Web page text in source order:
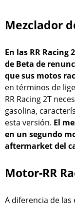
Mezclador
En las RR Racing
de Beta de
que sus motos
en términos de
RR Racing 2T
gasolina,
esta versión. El
en un segundo
aftermarket del
Motor-RR
A diferencia de las